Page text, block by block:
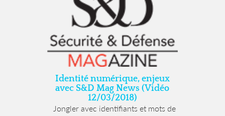
Identité numérique, enjeux
avec S&D Mag News (Vidéo
12/03/2018)
Jongler avec identifiants et mots de